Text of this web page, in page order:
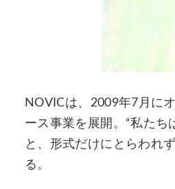
NOVICは、2009年7⽉に
ース事業を展開。“私たち
と、形式だけにとらわれ
る。